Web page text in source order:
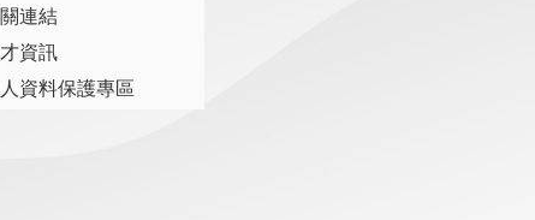
連結
資訊
資料保護專區